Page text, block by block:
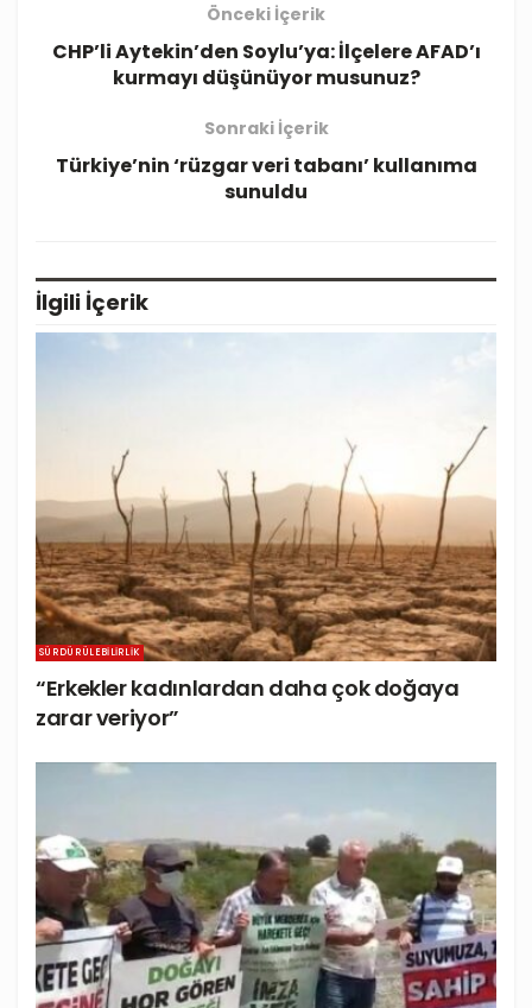
Önceki İçerik
CHP’li Aytekin’den Soylu’ya: İlçelere AFAD’ı
kurmayı düşünüyor musunuz?
Sonraki İçerik
Türkiye’nin ‘rüzgar veri tabanı’ kullanıma
sunuldu
İlgili İçerik
SÜRDÜRÜLEBILIRLIK
“Erkekler kadınlardan daha çok doğaya
zarar veriyor”